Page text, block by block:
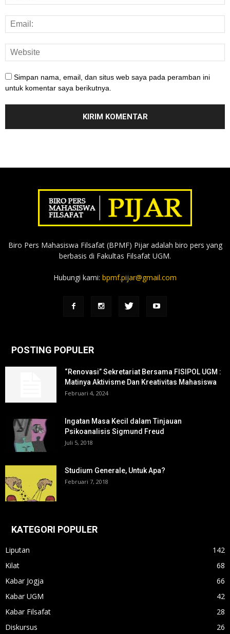
Simpan nama, email, dan situs web saya pada peramban ini
untuk komentar saya berikutnya.
Biro Pers Mahasiswa Filsafat (BPMF) Pijar adalah biro pers yang
berbasis di Fakultas Filsafat UGM.
Hubungi kami: bpmf.pijar@gmail.com
POSTING POPULER
“Renovasi” Sekretariat Bersama FISIPOL UGM :
Matinya Aktivisme Dan Kreativitas Mahasiswa
Februari 4, 2024
Ingatan Masa Kecil dalam Tinjauan
Psikoanalisis Sigmund Freud
Juli 5, 2018
Studium Generale, Untuk Apa?
Februari 7, 2018
KATEGORI POPULER
Liputan
142
Kilat
68
Kabar Jogja
66
Kabar UGM
42
Kabar Filsafat
28
Diskursus
26